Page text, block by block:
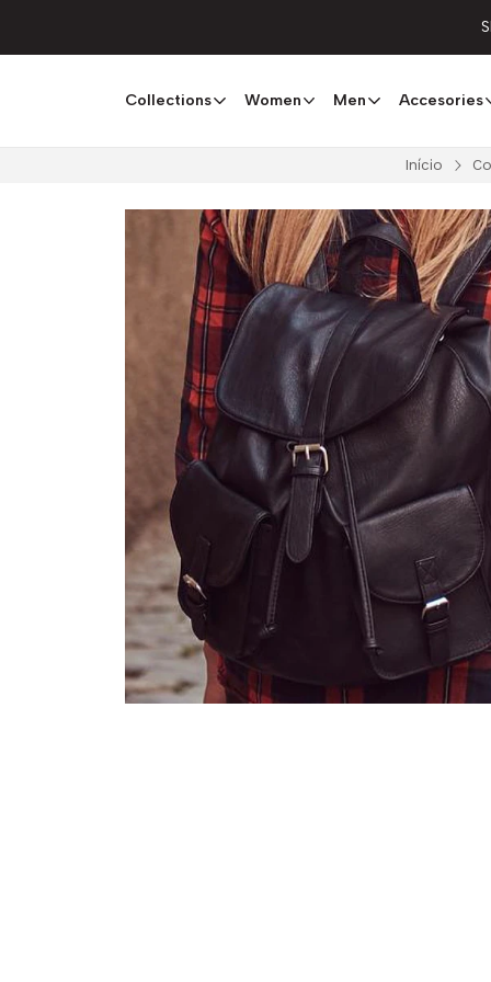
Collections Women Men Accesories
Início